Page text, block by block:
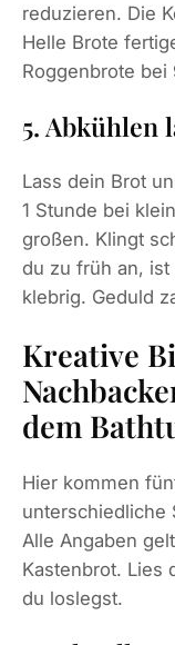
reduzieren. Die
Helle Brote
Roggenbrote bei
5. Abkühlen
Lass dein Brot
1 Stunde bei
großen. Klingt
du zu früh an,
klebrig. Geduld
Kreative
dem
Hier kommen
unterschiedliche
Alle Angaben
Kastenbrot. Lies
du loslegst.